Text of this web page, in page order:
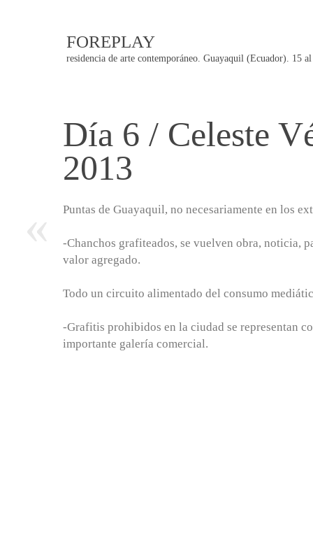
FOREPLAY
residencia de arte contemporáneo. Guayaquil (Ecuador). 15
Post
navigation
Día 6 / Celeste
2013
Puntas de Guayaquil, no necesariamente en los
-Chanchos grafiteados, se vuelven obra, noticia,
valor agregado.
Todo un circuito alimentado del consumo
-Grafitis prohibidos en la ciudad se representan
importante galería comercial.